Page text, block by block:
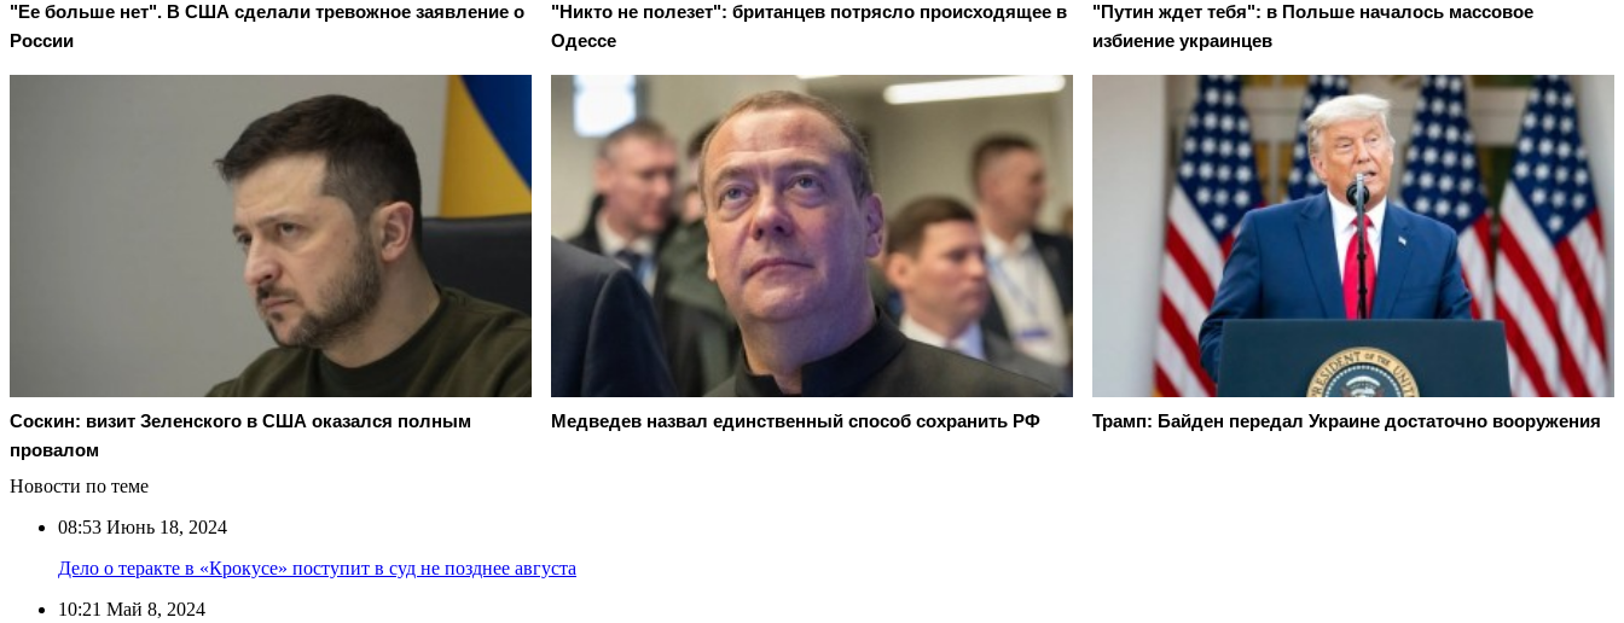
"Ее больше нет". В США сделали тревожное заявление о
России
"Никто не полезет": британцев потрясло происходящее в
Одессе
"Путин ждет тебя": в Польше началось массовое
избиение украинцев
Соскин: визит Зеленского в США оказался полным
провалом
Медведев назвал единственный способ сохранить РФ Трамп: Байден передал Украине достаточно вооружения
Новости по теме
08:53 Июнь 18, 2024
Дело о теракте в «Крокусе» поступит в суд не позднее августа
10:21 Май 8, 2024